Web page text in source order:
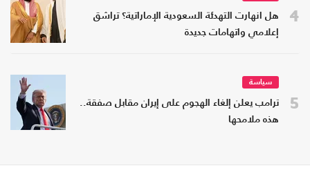
4
هل انهارت التهدئة السعودية الإماراتية؟ تراشق
إعلامي واتهامات جديدة
5
سياسة
ترامب يعلن إلغاء الهجوم على إيران مقابل صفقة..
هذه ملامحها